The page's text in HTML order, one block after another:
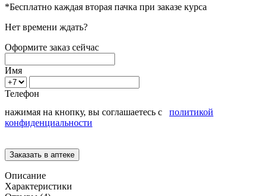
*Бесплатно каждая вторая пачка при заказе курса
Нет времени ждать?
Оформите заказ сейчас
Имя
Телефон
нажимая на кнопку, вы соглашаетесь с политикой
конфиденциальности
Описание
Характеристики